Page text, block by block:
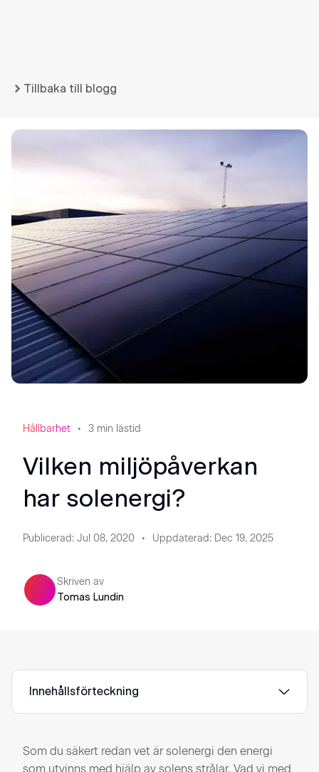
Tillbaka till blogg
Hållbarhet 3 min lästid
Vilken miljöpåverkan
har solenergi?
Publicerad: Jul 08, 2020 Uppdaterad: Dec 19, 2025
Skriven av
Tomas Lundin
Innehållsförteckning
Som du säkert redan vet är solenergi den energi
som utvinns med hjälp av solens strålar. Vad vi med